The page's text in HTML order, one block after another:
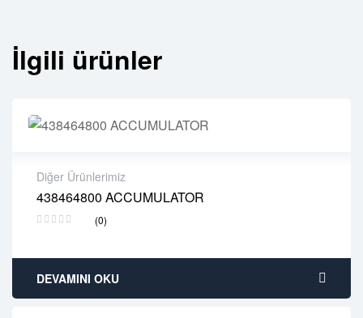
İlgili ürünler
Diğer Ürünlerimiz
438464800 ACCUMULATOR
(0)
2 years warranty
Delivery time: 1-2 business days
DEVAMINI OKU